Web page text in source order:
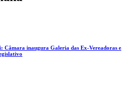
Câmara inaugura Galeria das Ex-Vereadoras e